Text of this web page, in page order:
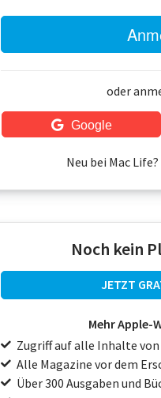
oder
Google
Neu bei Mac Life?
Noch kein
JETZT
Mehr Apple-
Zugriff auf alle Inhalte von
Alle Magazine vor dem
Über 300 Ausgaben und